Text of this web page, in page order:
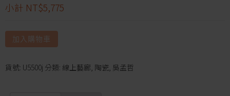
小計 NT$5,775
加入購物車
貨號: U5500j 分類: 線上藝廊 陶瓷 吳孟哲